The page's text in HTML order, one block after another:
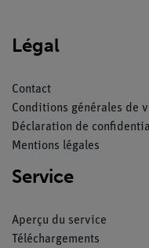
Légal
Contact
Conditions générales de
Déclaration de
Mentions légales
Service
Aperçu du service
Téléchargements